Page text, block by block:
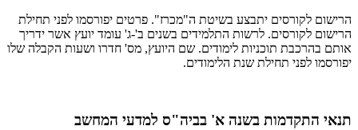
הרישום לקורסים יתבצע בשיטת ה"מכרז". פרטים יפורסמו לפני תחילת
הרישום לקורסים. לרשות התלמידים בשנים ב'-ג' עומד יועץ אשר ידריך
אותם בהרכבת תוכניות לימודים. שם היועץ, מס' חדרו ושעות הקבלה שלו
יפורסמו לפני תחילת שנת הלימודים.
תנאי התקדמות בשנה א' בביה"ס למדעי המחשב